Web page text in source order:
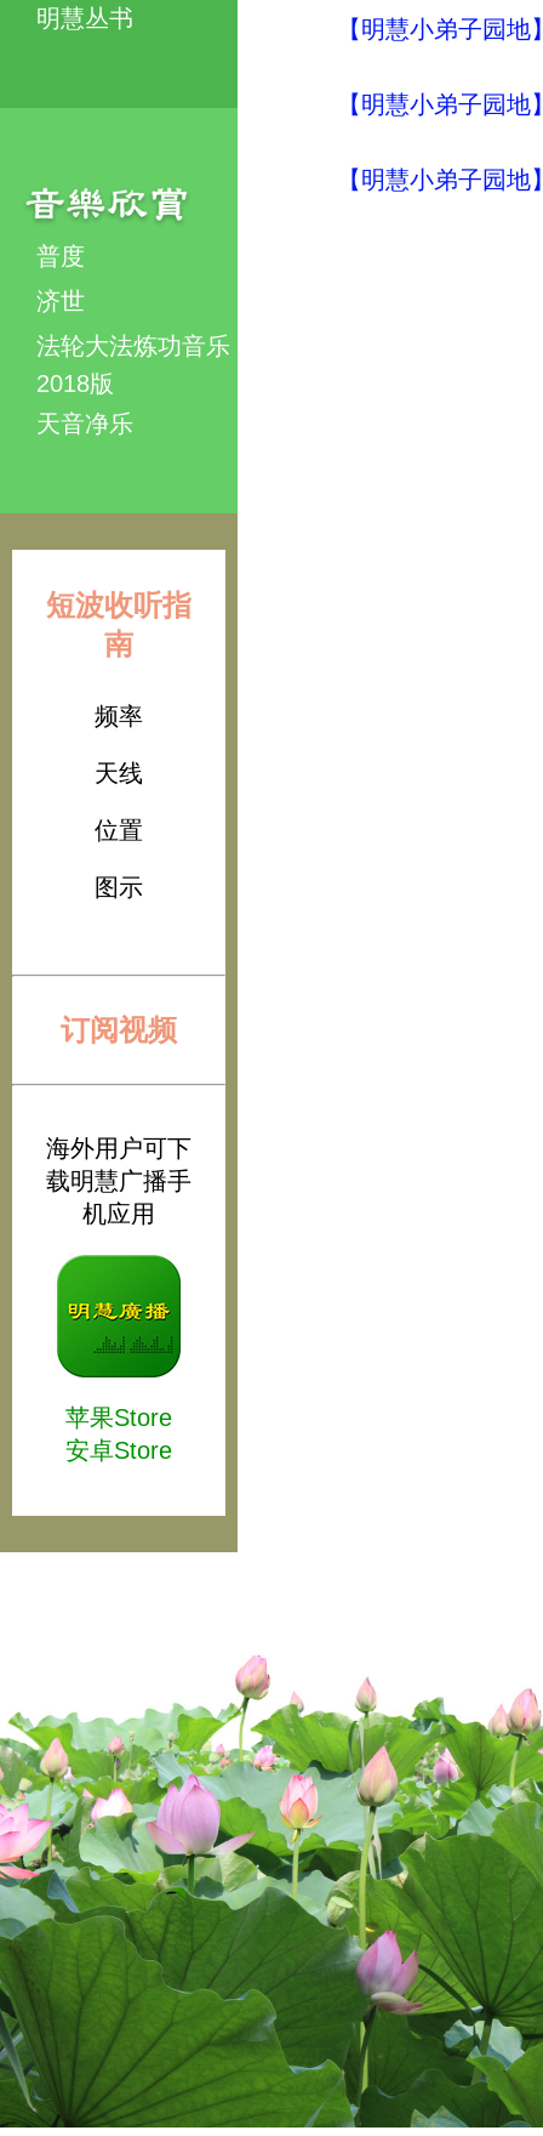
明慧丛书
普度
济世
法轮大法炼功音乐
2018版
天音净乐
短波收听指
南
频率
天线
位置
图示
订阅视频
海外用户可下
载明慧广播手
机应用
苹果Store
安卓Store
【明慧小弟子园
【明慧小弟子园
【明慧小弟子园